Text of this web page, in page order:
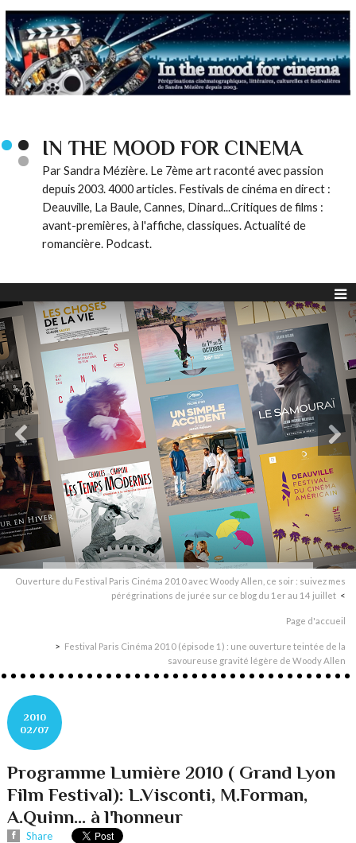
IN THE MOOD FOR CINEMA
Par Sandra Mézière. Le 7ème art raconté avec passion
depuis 2003. 4000 articles. Festivals de cinéma en direct :
Deauville, La Baule, Cannes, Dinard...Critiques de films :
avant-premières, à l'affiche, classiques. Actualité de
romancière. Podcast.
Ouverture du Festival Paris Cinéma 2010 avec Woody Allen, ce soir : suivez mes
pérégrinations de jurée sur ce blog du 1er au 14 juillet
Page d'accueil
Festival Paris Cinéma 2010 (épisode 1) : une ouverture teintée de la
savoureuse gravité légère de Woody Allen
2010
02/07
Programme Lumière 2010 ( Grand Lyon
Film Festival): L.Visconti, M.Forman,
A.Quinn... à l'honneur
Share